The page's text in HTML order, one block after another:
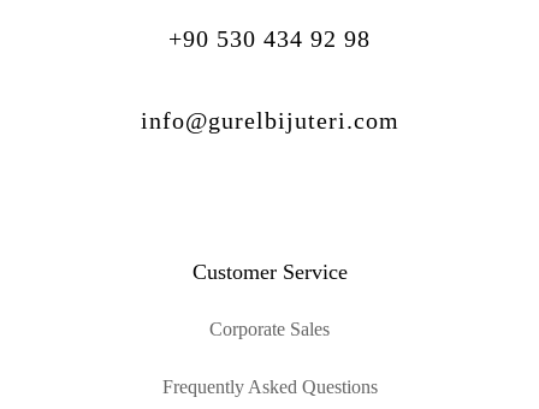
+90 530 434 92 98
info@gurelbijuteri.com
Customer Service
Corporate Sales
Frequently Asked Questions